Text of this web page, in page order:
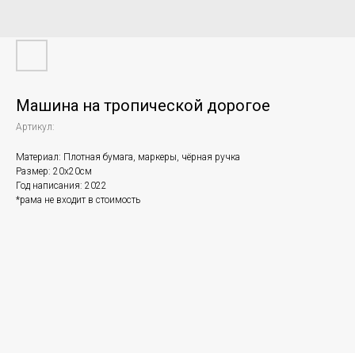
Машина на тропической дорогое
Артикул:
Материал: Плотная бумага, маркеры, чёрная ручка
Размер: 20х20см
Год написания: 2022
*рама не входит в стоимость